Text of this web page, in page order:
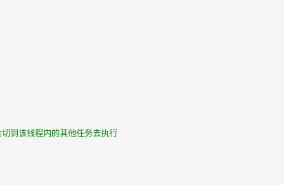
到该线程内的其他任务去执行